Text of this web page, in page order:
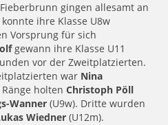
gingen allesamt an
konnte ihre Klasse U8w
Vorsprung für sich
gewann ihre Klasse U11
vor der Zweitplatzierten.
war Nina
holten Christoph Pöll
Wanner (U9w). Dritte wurden
Wiedner (U12m).